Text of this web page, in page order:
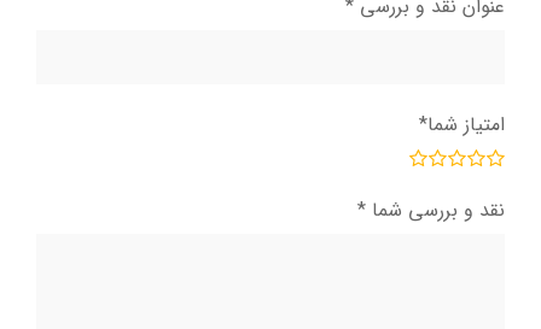
عنوان نقد و بررسی *
امتیاز شما*
نقد و بررسی شما *